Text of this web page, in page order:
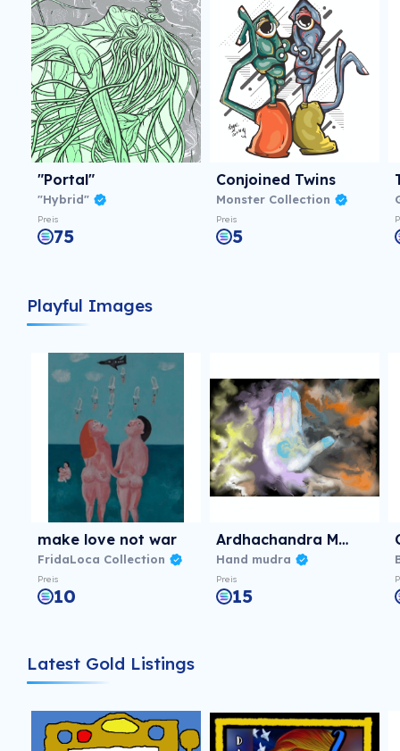
"Portal"
"Hybrid"
Preis
75
Conjoined Twins
Monster Collection
Preis
5
Playful Images
make love not war
FridaLoca Collection
Preis
10
Ardhachandra Mudra gif
Hand mudra
Preis
15
Latest Gold Listings